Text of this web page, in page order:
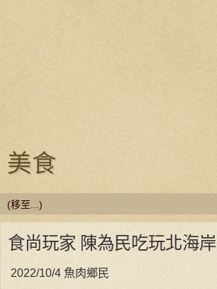
美食
食尚玩家 陳為民吃玩北海岸
2022/10/4 魚肉鄉民